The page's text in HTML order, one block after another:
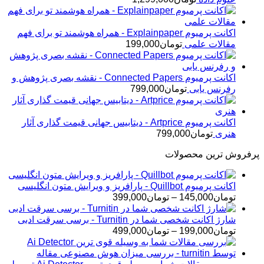
اکانت پرمیوم Explainpaper - همراه هوشمند تو برای فهم
مقالات علمی تومان199,000
اکانت پرمیوم Connected Papers - نقشه بصری پژوهش و
رفرنس یابی تومان799,000
اکانت پرمیوم Artprice - دیتابیس جهانی قیمت ‌گذاری آثار
هنری تومان799,000
پرفروش ترین محصولات
اکانت پرمیوم Quillbot - پارافریز و ویرایش متون انگلیسی
تومان145,000
– تومان399,000محدوده
قیمت:
تومان145,000
تا
تومان399,000
شارژ اکانت شخصی شما در Turnitin - برسی سرقت ادبی
تومان199,000
– تومان499,000محدوده
قیمت:
تومان199,000